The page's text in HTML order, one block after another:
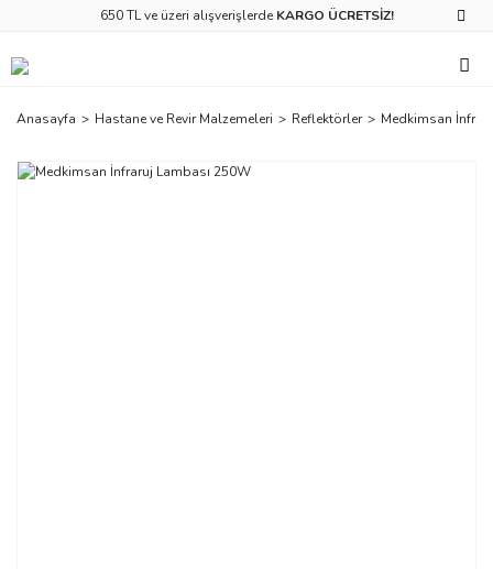
650 TL ve üzeri alışverişlerde KARGO ÜCRETSİZ!
Anasayfa Hastane ve Revir Malzemeleri Reflektörler Medkimsan